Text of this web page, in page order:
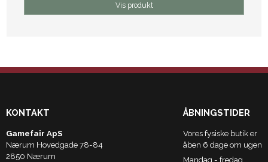
Vis produkt
KONTAKT
Gamefair ApS
Nærum Hovedgade 78-84
2850 Nærum
ÅBNINGSTIDER
Vores fysiske butik er
åben 6 dage om ugen
Mandag - fredag